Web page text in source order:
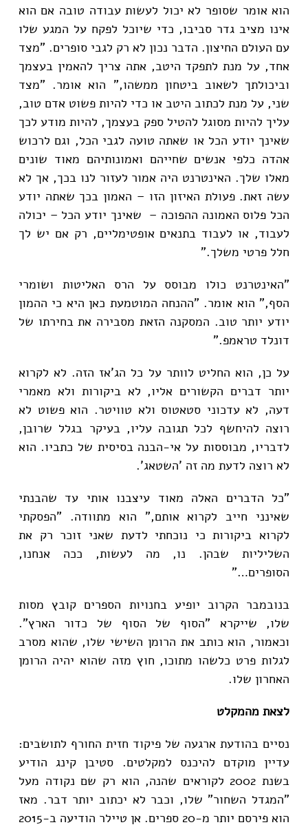
הוא אומר שסופר לא יכול לעשות עבודה טובה אם הוא
אינו מציב גדר סביבו, כדי שיוכל לפקח על המגע שלו
עם העולם החיצון. הדבר נכון לא רק לגבי סופרים. "מצד
אחד, על מנת לתפקד היטב, אתה צריך להאמין בעצמך
וביכולתך לשאוב ביטחון ממשהו," הוא אומר. "מצד
שני, על מנת לכתוב היטב או כדי להיות פשוט אדם טוב,
עליך להיות מסוגל להטיל ספק בעצמך, להיות מודע לכך
שאינך יודע הכל או שאתה טועה לגבי הכל, וגם לרכוש
אהדה כלפי אנשים שחייהם ואמונותיהם מאוד שונים
מאלו שלך. האינטרנט היה אמור לעזור לנו בכך, אך לא
עשה זאת. פעולת האיזון הזו – האמון בכך שאתה יודע
הכל פלוס האמונה ההפוכה – שאינך יודע הכל – יכולה
לעבוד, או לעבוד בתנאים אופטימליים, רק אם יש לך
חלל פרטי משלך."
"האינטרנט כולו מבוסס על הרס האליטות ושומרי
הסף," הוא אומר. "ההנחה המוטמעת כאן היא כי ההמון
יודע יותר טוב. המסקנה הזאת מסבירה את בחירתו של
דונלד טראמפ."
על כן, הוא החליט לוותר על כל הג'אז הזה. לא לקרוא
יותר דברים הקשורים אליו, לא ביקורות ולא מאמרי
דעה, לא עדכוני סטאטוס ולא טוויטר. הוא פשוט לא
רוצה להיחשף לכל תגובה עליו, בעיקר בגלל שרובן,
לדבריו, מבוססות על אי-הבנה בסיסית של כתביו. הוא
לא רוצה לדעת מה זה 'השטאג'.
"כל הדברים האלה מאוד עיצבנו אותי עד שהבנתי
שאינני חייב לקרוא אותם," הוא מתוודה. "הפסקתי
לקרוא ביקורות כי נוכחתי לדעת שאני זוכר רק את
השליליות שבהן. נו, מה לעשות, ככה אנחנו,
הסופרים…"
בנובמבר הקרוב יופיע בחנויות הספרים קובץ מסות
שלו, שייקרא "הסוף של הסוף של כדור הארץ".
וכאמור, הוא כותב את הרומן השישי שלו, שהוא מסרב
לגלות פרט כלשהו מתוכו, חוץ מזה שהוא יהיה הרומן
האחרון שלו.
לצאת מהמקלט
נסיים בהודעת ארגעה של פיקוד חזית החורף לתושבים:
עדיין מוקדם להיכנס למקלטים. סטיבן קינג הודיע
בשנת 2002 לקוראים שהנה, הוא רק שם נקודה מעל
"המגדל השחור" שלו, וכבר לא יכתוב יותר דבר. מאז
הוא פירסם יותר מ-20 ספרים. אן טיילר הודיעה ב-2015